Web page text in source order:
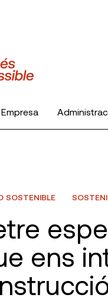
Empresa
SOSTENIBLE
ens